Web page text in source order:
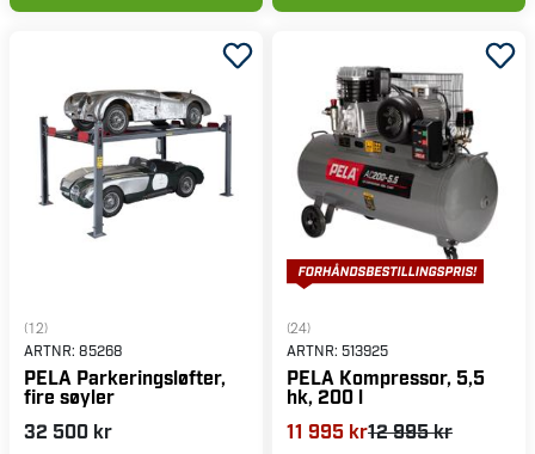
(12)
ARTNR: 85268
PELA Parkeringsløfter,
fire søyler
32 500 kr
(24)
ARTNR: 513925
PELA Kompressor, 5,5
hk, 200 l
11 995 kr12 995 kr